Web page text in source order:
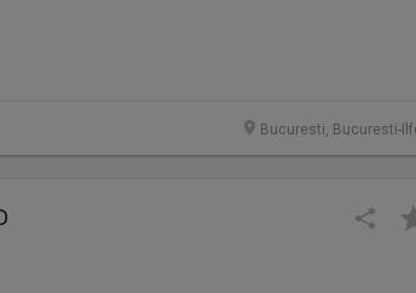
Bucuresti, Bucuresti-